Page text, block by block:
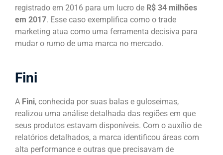
registrado em 2016 para um lucro de R$ 34 milhões
em 2017. Esse caso exemplifica como o trade
marketing atua como uma ferramenta decisiva para
mudar o rumo de uma marca no mercado.
Fini
A Fini, conhecida por suas balas e guloseimas,
realizou uma análise detalhada das regiões em que
seus produtos estavam disponíveis. Com o auxílio de
relatórios detalhados, a marca identificou áreas com
alta performance e outras que precisavam de